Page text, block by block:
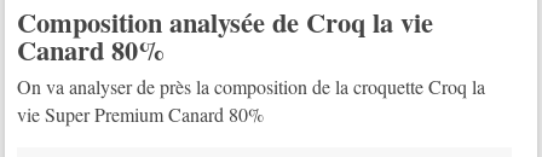
Composition analysée de Croq la vie
Canard 80%
On va analyser de près la composition de la croquette Croq la
vie Super Premium Canard 80%